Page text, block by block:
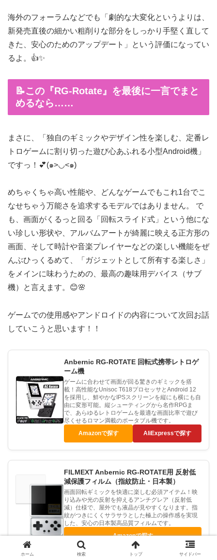
海外のフォーラムなどでも「劇的な大変化というよりは、
新発売直後の細かい粗削りな部分をしっかり手堅く直して
きた、安心のためのアップデート」という評価になってい
るよ。👍✨
📝この『RG-Rotate』を最後に一言でまと
めるなら……
まさに、「独自のギミックやデザイン性を楽しむ、定番レ
トロゲームに割り切った遊び心あふれる小型Android機」
ですっ！💕(๑>◡<๑)
めちゃくちゃ高い性能や、どんなゲームでもこれ1台でこ
なせちゃう万能さを追求するモデルではありません。 で
も、画面がくるっと回る「回転スライド式」という他にな
い珍しい形状や、アルバムアートが綺麗に映える正方形の
画面、そして時計や音楽プレイヤーなどの楽しい機能をぜ
んぶひっくるめて、「ガジェットとして所有する楽しさ」
をメインに味わうための、最高の趣味用デバイス（サブ
機）と言えます。😊🌸
ゲームでの使用感やアンドロイドの内容について次回お話
していこうと思います！！
Anbernic RG-ROTATE 回転式携帯レトロゲ
ーム機
ゲームに合わせて画面が回る驚きのギミックを搭
載！高性能なUnisoc T618プロセッサとAndroid 12
を採用し、鮮やかなIPSスクリーンを縦にも横にも自
由に変形可能。縦シューティングから名作RPGま
で、あらゆるレトロゲームを最適な画面比率で遊び
尽くせるロマン満載のポータブル機です。
Amazonで探す
AliExpressで探す
FILMEXT Anbernic RG-ROTATE用 反射低
減保護フィルム（指紋防止・日本製）
画面回転ギミックを快適に楽しむ必須アイテム！映
り込みや光の反射を抑えるアンチグレア（反射低
減）仕様で、屋外でも液晶が見やすくなります。指
紋がつきにくくサラサラとした極上の操作感を実現
した、安心の日本製高品質フィルムです。
Amazonで探す
ホーム 検索 トップ サイドバー